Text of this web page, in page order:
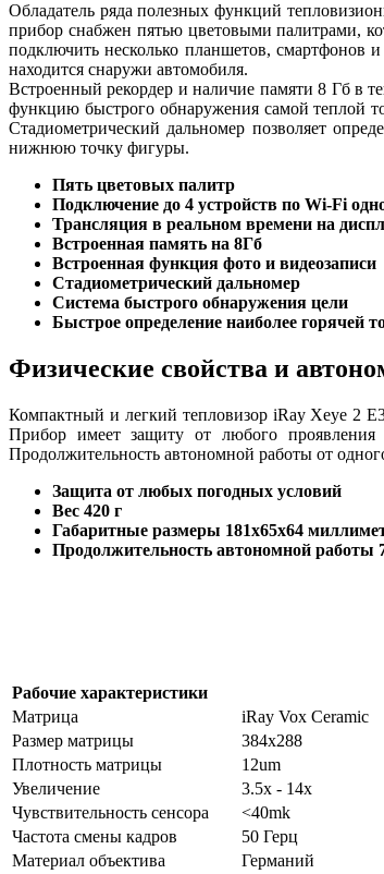
Обладатель ряда полезных функций
прибор снабжен пятью цветовыми палитрами,
подключить несколько планшетов, смартфонов
находится снаружи автомобиля.
Встроенный рекордер и наличие памяти 8 Гб в
функцию быстрого обнаружения самой теплой
Стадиометрический дальномер позволяет
нижнюю точку фигуры.
Пять цветовых палитр
Подключение до 4 устройств по Wi-Fi
Трансляция в реальном времени на
Встроенная память на 8Гб
Встроенная функция фото и видеозаписи
Стадиометрический дальномер
Система быстрого обнаружения цели
Быстрое определение наиболее горячей
Физические свойства и
Компактный и легкий тепловизор iRay Xeye 2
Прибор имеет защиту от любого
Продолжительность автономной работы от
Защита от любых погодных условий
Вес 420 г
Габаритные размеры 181x65x64
Продолжительность автономной работы
Матрица
iRay Vox Ceramic
Размер матрицы
384x288
Плотность матрицы
12um
Увеличение
3.5x - 14x
Чувствительность сенсора
<40mk
Частота смены кадров
50 Герц
Материал объектива
Германий
Рабочие характеристики